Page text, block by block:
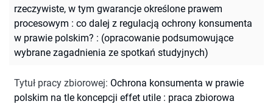
rzeczywiste, w tym gwarancje określone prawem
procesowym : co dalej z regulacją ochrony konsumenta
w prawie polskim? : (opracowanie podsumowujące
wybrane zagadnienia ze spotkań studyjnych)
Tytuł pracy zbiorowej: Ochrona konsumenta w prawie
polskim na tle koncepcji effet utile : praca zbiorowa